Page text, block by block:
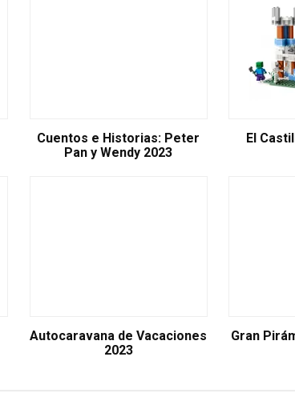
Cuentos e Historias: Peter
Pan y Wendy 2023
El
Autocaravana de Vacaciones
2023
Gran